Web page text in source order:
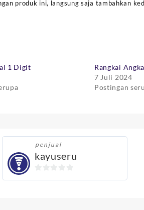
produk ini, langsung saja tambahkan
1 Digit
Rangkai
7 Juli 2024
Postingan
penjual
kayuseru